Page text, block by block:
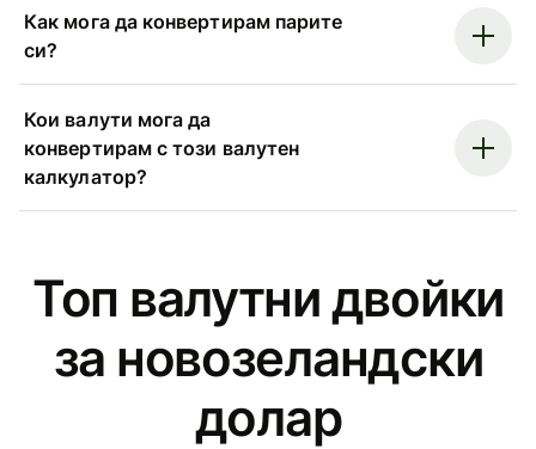
Как мога да конвертирам парите
си?
Кои валути мога да
конвертирам с този валутен
калкулатор?
Топ валутни двойки
за новозеландски
долар